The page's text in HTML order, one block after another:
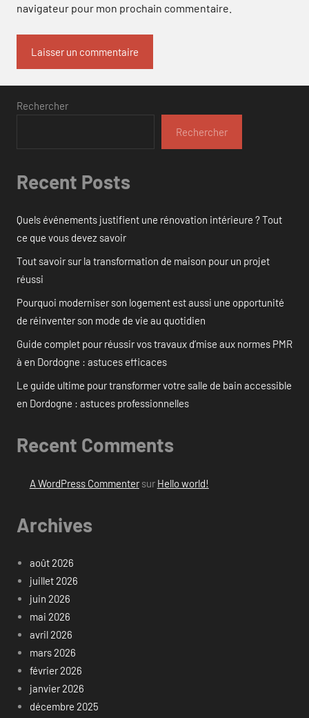
navigateur pour mon prochain commentaire.
Rechercher
Rechercher
Recent Posts
Quels événements justifient une rénovation intérieure ? Tout
ce que vous devez savoir
Tout savoir sur la transformation de maison pour un projet
réussi
Pourquoi moderniser son logement est aussi une opportunité
de réinventer son mode de vie au quotidien
Guide complet pour réussir vos travaux d’mise aux normes PMR
à en Dordogne : astuces efficaces
Le guide ultime pour transformer votre salle de bain accessible
en Dordogne : astuces professionnelles
Recent Comments
A WordPress Commentersur Hello world!
Archives
août 2026
juillet 2026
juin 2026
mai 2026
avril 2026
mars 2026
février 2026
janvier 2026
décembre 2025